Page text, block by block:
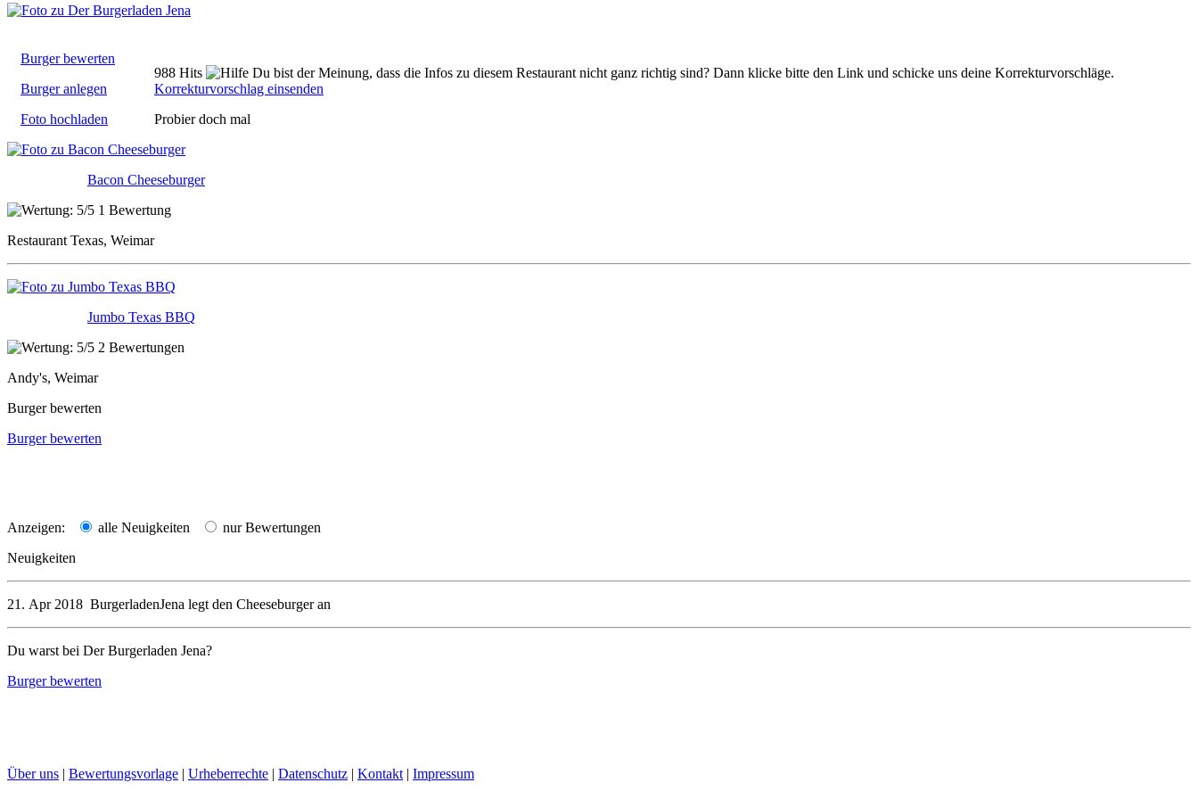
Burger bewerten
Burger anlegen
Foto hochladen
988 Hits
Du bist der Meinung, dass die Infos zu diesem Restaurant nicht ganz richtig sind? Dann klicke bitte den Link und schicke uns deine Korrekturvorschläge.
Korrekturvorschlag einsenden
Probier doch mal
Bacon Cheeseburger
1 Bewertung
Restaurant Texas, Weimar
Jumbo Texas BBQ
2 Bewertungen
Andy's, Weimar
Burger bewerten
Burger bewerten
Anzeigen: alle Neuigkeiten
nur Bewertungen
Neuigkeiten
21. Apr 2018 BurgerladenJena legt den Cheeseburgeran
Du warst bei Der Burgerladen Jena?
Burger bewerten
Über uns | Bewertungsvorlage | Urheberrechte | Datenschutz | Kontakt | Impressum